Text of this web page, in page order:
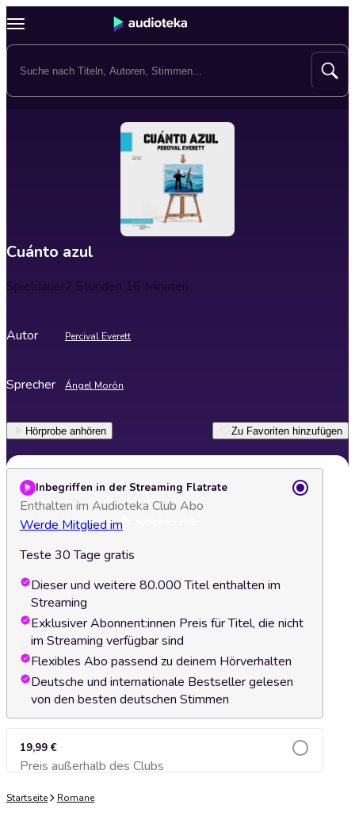
Cuánto azul
Spieldauer7 Stunden 16 Minuten
Autor Percival Everett
Sprecher Ángel Morón
Hörprobe anhören Zu Favoriten hinzufügen
Inbegriffen in der Streaming Flatrate
Enthalten im Audioteka Club Abo
Werde Mitglied im
Teste 30 Tage gratis
Dieser und weitere 80.000 Titel enthalten im
Streaming
Exklusiver Abonnent:innen Preis für Titel, die nicht
im Streaming verfügbar sind
Flexibles Abo passend zu deinem Hörverhalten
Deutsche und internationale Bestseller gelesen
von den besten deutschen Stimmen
19,99 €
Preis außerhalb des ClubsZum Warenkorb hinzufügen
Startseite Romane